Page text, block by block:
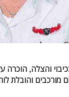
והצלה,
מורכבים והובלת